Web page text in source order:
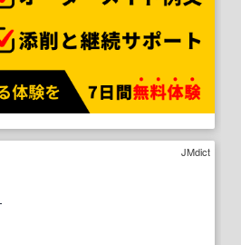
JMdict